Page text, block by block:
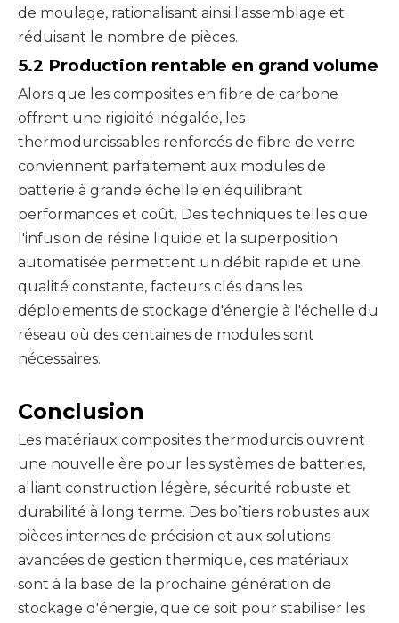
de moulage, rationalisant ainsi l'assemblage et
réduisant le nombre de pièces.
5.2 Production rentable en grand volume
Alors que les composites en fibre de carbone
offrent une rigidité inégalée, les
thermodurcissables renforcés de fibre de verre
conviennent parfaitement aux modules de
batterie à grande échelle en équilibrant
performances et coût. Des techniques telles que
l'infusion de résine liquide et la superposition
automatisée permettent un débit rapide et une
qualité constante, facteurs clés dans les
déploiements de stockage d'énergie à l'échelle du
réseau où des centaines de modules sont
nécessaires.
Conclusion
Les matériaux composites thermodurcis ouvrent
une nouvelle ère pour les systèmes de batteries,
alliant construction légère, sécurité robuste et
durabilité à long terme. Des boîtiers robustes aux
pièces internes de précision et aux solutions
avancées de gestion thermique, ces matériaux
sont à la base de la prochaine génération de
stockage d'énergie, que ce soit pour stabiliser les